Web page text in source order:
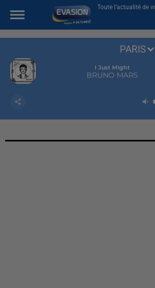
Toute l'actualité de
I Just Might
BRUNO MARS
PARIS